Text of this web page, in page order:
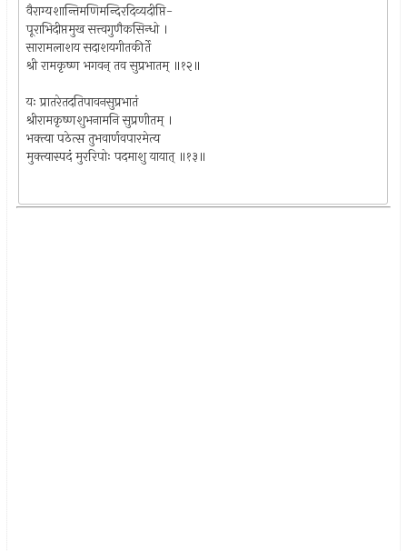
वैराग्यशान्तिमणिमन्दिरदिव्यदीप्ति-
पूराभिदीप्तमुख सत्त्वगुणैकसिन्धो ।
सारामलाशय सदाशयगीतकीर्ते
श्री रामकृष्ण भगवन् तव सुप्रभातम् ॥१२॥
यः प्रातरेतदतिपावनसुप्रभातं
श्रीरामकृष्णशुभनामनि सुप्रणीतम् ।
भक्त्या पठेत्स तुभवार्णवपारमेत्य
मुक्त्यास्पदं मुररिपोः पदमाशु यायात् ॥१३॥